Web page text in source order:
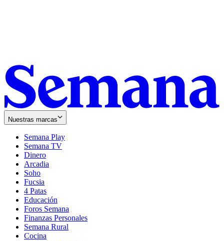
Nuestras marcas
Semana Play
Semana TV
Dinero
Arcadia
Soho
in
new
window
Fucsia
in
new
window
4 Patas
Educación
Foros Semana
Finanzas Personales
Semana Rural
Cocina